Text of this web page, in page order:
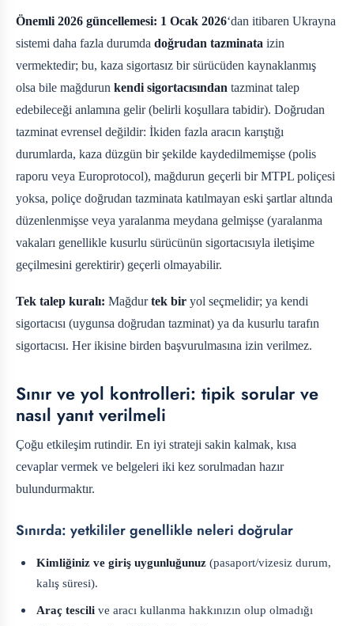
Önemli 2026 güncellemesi: 1 Ocak 2026‘dan itibaren Ukrayna
sistemi daha fazla durumda doğrudan tazminata izin
vermektedir; bu, kaza sigortasız bir sürücüden kaynaklanmış
olsa bile mağdurun kendi sigortacısından tazminat talep
edebileceği anlamına gelir (belirli koşullara tabidir). Doğrudan
tazminat evrensel değildir: İkiden fazla aracın karıştığı
durumlarda, kaza düzgün bir şekilde kaydedilmemişse (polis
raporu veya Europrotocol), mağdurun geçerli bir MTPL poliçesi
yoksa, poliçe doğrudan tazminata katılmayan eski şartlar altında
düzenlenmişse veya yaralanma meydana gelmişse (yaralanma
vakaları genellikle kusurlu sürücünün sigortacısıyla iletişime
geçilmesini gerektirir) geçerli olmayabilir.
Tek talep kuralı: Mağdurtek bir yol seçmelidir; ya kendi
sigortacısı (uygunsa doğrudan tazminat) ya da kusurlu tarafın
sigortacısı. Her ikisine birden başvurulmasına izin verilmez.
Sınır ve yol kontrolleri: tipik sorular ve
nasıl yanıt verilmeli
Çoğu etkileşim rutindir. En iyi strateji sakin kalmak, kısa
cevaplar vermek ve belgeleri iki kez sorulmadan hazır
bulundurmaktır.
Sınırda: yetkililer genellikle neleri doğrular
Kimliğiniz ve giriş uygunluğunuz (pasaport/vizesiz durum,
kalış süresi).
Araç tescili ve aracı kullanma hakkınızın olup olmadığı